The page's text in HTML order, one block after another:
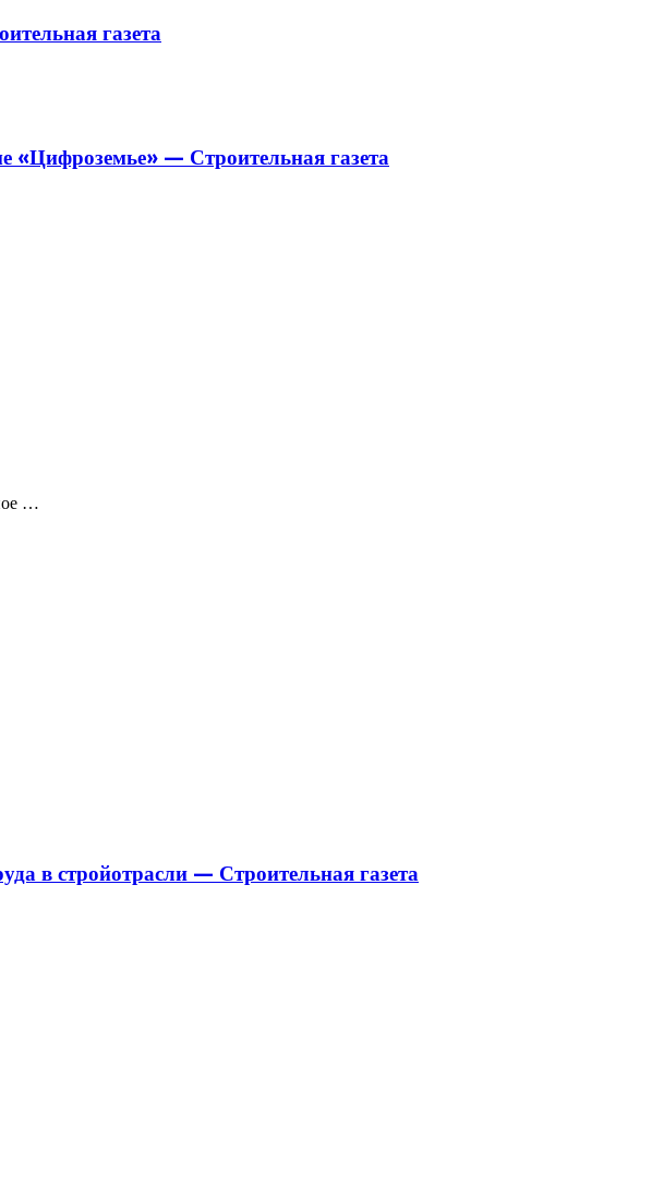
газета
«Цифроземье» — Строительная газета
…
в стройотрасли — Строительная газета